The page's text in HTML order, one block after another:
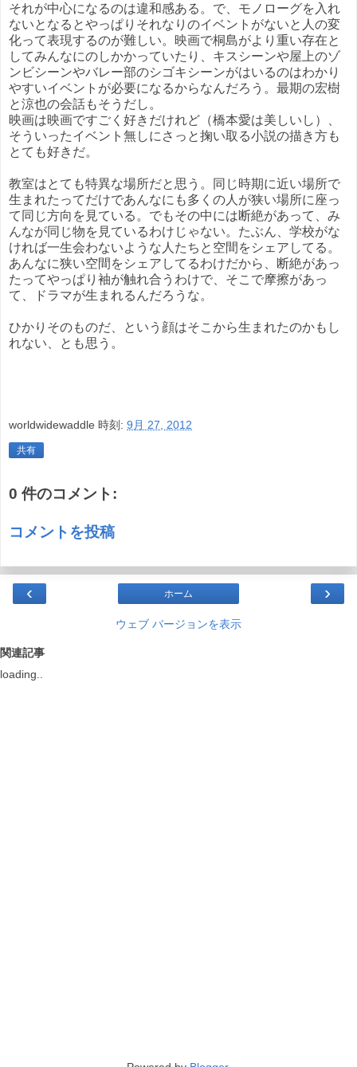
それが中心になるのは違和感ある。で、モノローグを入れ
ないとなるとやっぱりそれなりのイベントがないと人の変
化って表現するのが難しい。映画で桐島がより重い存在と
してみんなにのしかかっていたり、キスシーンや屋上のゾ
ンビシーンやバレー部のシゴキシーンがはいるのはわかり
やすいイベントが必要になるからなんだろう。最期の宏樹
と涼也の会話もそうだし。
映画は映画ですごく好きだけれど（橋本愛は美しいし）、
そういったイベント無しにさっと掬い取る小説の描き方も
とても好きだ。
教室はとても特異な場所だと思う。同じ時期に近い場所で
生まれたってだけであんなにも多くの人が狭い場所に座っ
て同じ方向を見ている。でもその中には断絶があって、み
んなが同じ物を見ているわけじゃない。たぶん、学校がな
ければ一生会わないような人たちと空間をシェアしてる。
あんなに狭い空間をシェアしてるわけだから、断絶があっ
たってやっぱり袖が触れ合うわけで、そこで摩擦があっ
て、ドラマが生まれるんだろうな。
ひかりそのものだ、という顔はそこから生まれたのかもし
れない、とも思う。
worldwidewaddle 時刻: 9月 27, 2012
共有
0 件のコメント:
コメントを投稿
‹ ›
ホーム
ウェブ バージョンを表示
関連記事
loading..